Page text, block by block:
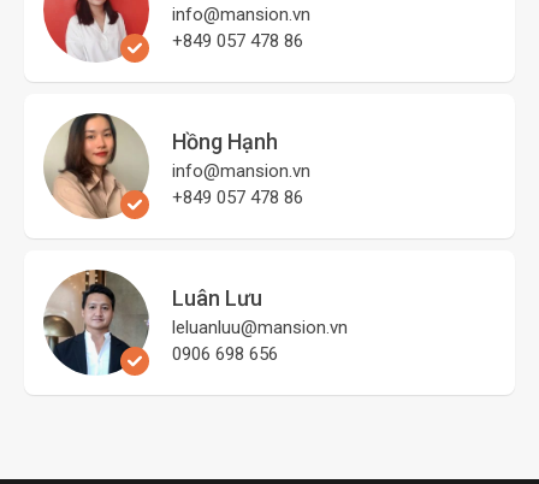
info@mansion.vn
+849 057 478 86
Hồng Hạnh
info@mansion.vn
+849 057 478 86
Luân Lưu
leluanluu@mansion.vn
0906 698 656